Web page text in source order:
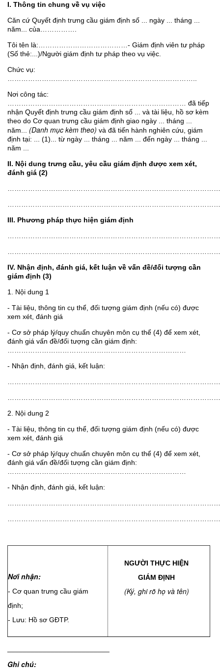
I. Thông tin chung về vụ việc
Căn cứ Quyết định trưng cầu giám định số ... ngày ... tháng ...
năm... của…………….
Tôi tên là:…………………………………- Giám định viên tư pháp
(Số thẻ:...)/Người giám định tư pháp theo vụ việc.
Chức vụ:
Nơi công tác:
…………………………………………………………………… đã tiếp
nhận Quyết định trưng cầu giám định số ... và tài liệu, hồ sơ kèm
theo do Cơ quan trưng cầu giám định giao ngày ... tháng ...
năm... (Danh mục kèm theo) và đã tiến hành nghiên cứu, giám
định tại: ... (1)... từ ngày ... tháng ... năm ... đến ngày ... tháng ...
năm ...
II. Nội dung trưng cầu, yêu cầu giám định được xem xét,
đánh giá (2)
III. Phương pháp thực hiện giám định
IV. Nhận định, đánh giá, kết luận về vấn đề/đối tượng cần
giám định (3)
1. Nội dung 1
- Tài liệu, thông tin cụ thể, đối tượng giám định (nếu có) được
xem xét, đánh giá
- Cơ sở pháp lý/quy chuẩn chuyên môn cụ thể (4) để xem xét,
đánh giá vấn đề/đối tượng cần giám định:
- Nhận định, đánh giá, kết luận:
2. Nội dung 2
- Tài liệu, thông tin cụ thể, đối tượng giám định (nếu có) được
xem xét, đánh giá
- Cơ sở pháp lý/quy chuẩn chuyên môn cụ thể (4) để xem xét,
đánh giá vấn đề/đối tượng cần giám định:
- Nhận định, đánh giá, kết luận:
Nơi nhận:
- Cơ quan trưng cầu giám
định;
- Lưu: Hồ sơ GĐTP.
NGƯỜI THỰC HIỆN
GIÁM ĐỊNH
(Ký, ghi rõ họ và tên)
Ghi chú: